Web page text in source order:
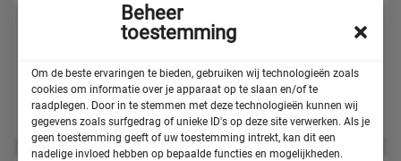
Beheer
toestemming
Om de beste ervaringen te bieden, gebruiken wij technologieën zoals
cookies om informatie over je apparaat op te slaan en/of te
raadplegen. Door in te stemmen met deze technologieën kunnen wij
gegevens zoals surfgedrag of unieke ID's op deze site verwerken. Als je
geen toestemming geeft of uw toestemming intrekt, kan dit een
nadelige invloed hebben op bepaalde functies en mogelijkheden.
21 april 2026
Strafbaarstelling van tafel.
Bondgenootschap Stop
de Asielwetten: bitterzoete
overwinning